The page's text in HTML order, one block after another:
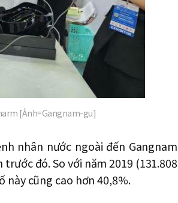
[Ảnh=Gangnam-gu]
nhân nước ngoài đến Gangnam
đó. So với năm 2019 (131.808
này cũng cao hơn 40,8%.